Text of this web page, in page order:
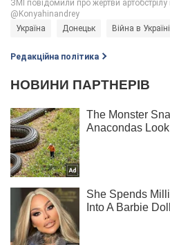
Україна Донецьк Війна в Україні
Редакційна політика